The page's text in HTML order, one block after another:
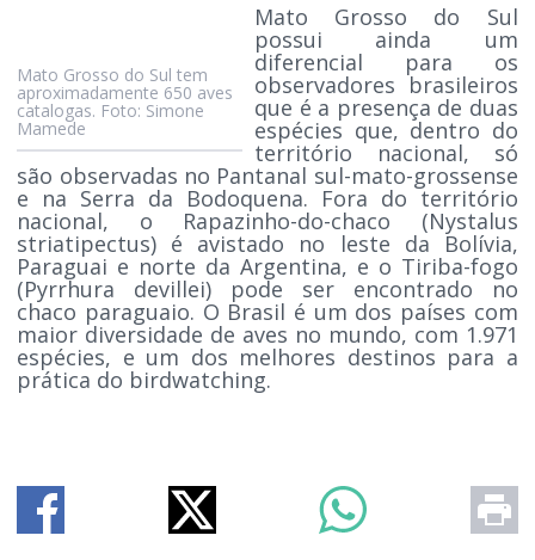
Mato Grosso do Sul tem
aproximadamente 650 aves
catalogas. Foto: Simone
Mamede
Mato Grosso do Sul
possui ainda um
diferencial para os
observadores brasileiros
que é a presença de duas
espécies que, dentro do
território nacional, só
são observadas no Pantanal sul-mato-grossense
e na Serra da Bodoquena. Fora do território
nacional, o Rapazinho-do-chaco (Nystalus
striatipectus) é avistado no leste da Bolívia,
Paraguai e norte da Argentina, e o Tiriba-fogo
(Pyrrhura devillei) pode ser encontrado no
chaco paraguaio. O Brasil é um dos países com
maior diversidade de aves no mundo, com 1.971
espécies, e um dos melhores destinos para a
prática do birdwatching.